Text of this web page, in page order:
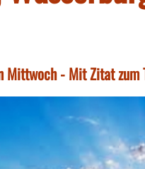
Mittwoch - Mit Zitat zum